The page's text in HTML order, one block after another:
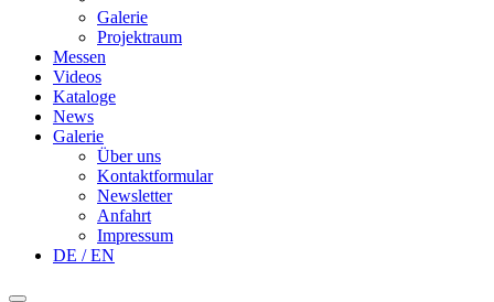
Galerie
Projektraum
Messen
Videos
Kataloge
News
Galerie
Über uns
Kontaktformular
Newsletter
Anfahrt
Impressum
DE / EN